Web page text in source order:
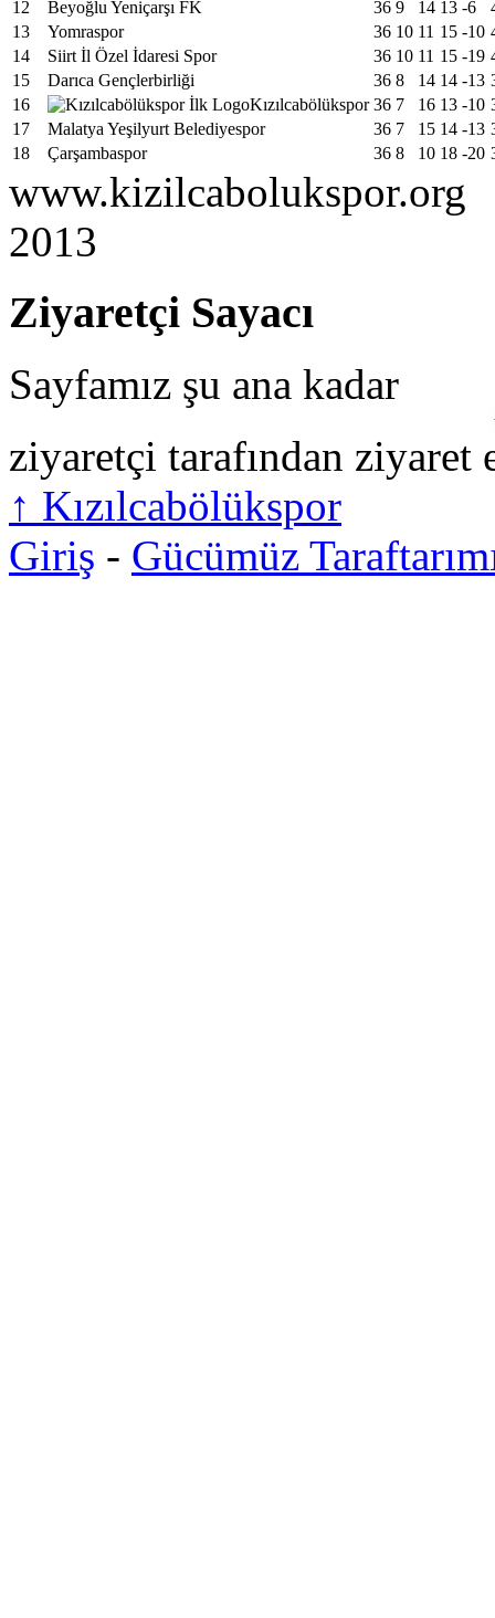
12 Beyoğlu Yeniçarşı FK 36 9 14 13 -6
13
Yomraspor 36 10 11 15 -10
14
Siirt İl Özel İdaresi Spor 36 10 11 15 -19
15
Darıca Gençlerbirliği 36 8 14 14 -13
16
Kızılcabölükspor 36 7 16 13 -10
17
Malatya Yeşilyurt Belediyespor 36 7 15 14 -13
18
Çarşambaspor 36 8 10 18 -20
www.kizilcabolukspor.org
2013
Ziyaretçi Sayacı
Sayfamız şu ana kadar
ziyaretçi tarafından ziyaret
↑ Kızılcabölükspor
Giriş - Gücümüz